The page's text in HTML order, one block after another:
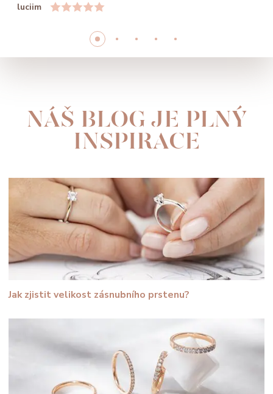
luciim
NÁŠ BLOG JE PLNÝ
INSPIRACE
Jak zjistit velikost zásnubního prstenu?